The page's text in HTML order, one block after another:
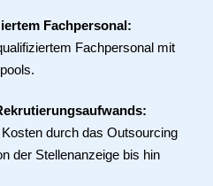
Fachpersonal:
Fachpersonal mit
durch das Outsourcing
der Stellenanzeige bis hin